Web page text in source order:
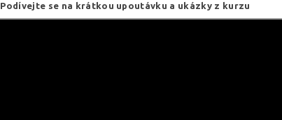
Podívejte se na krátkou upoutávku a ukázky z kurzu